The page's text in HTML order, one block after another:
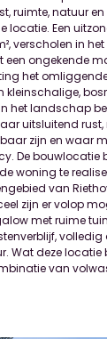
ruimte, natuur en
locatie. Een
verscholen in
een ongekende
het
kleinschalige,
het landschap
uitsluitend rust,
zijn en waar
De bouwlocatie
woning te
van
zijn er volop
met ruime
Wat deze locatie
van